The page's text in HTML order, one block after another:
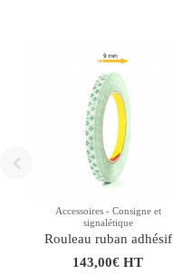
Accessoires - Consigne et
signalétique
Rouleau ruban adhésif
143,00€ HT